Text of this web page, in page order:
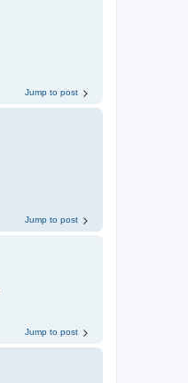
Jump to post
Jump to post
Jump to post